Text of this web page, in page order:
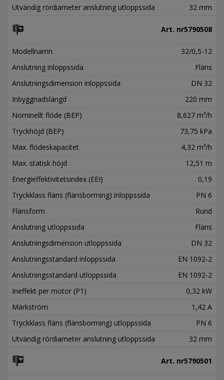
Utvändig rördiameter anslutning utloppssida
32 mm
Art. nr5790508
Modellnamn
32/0,5-12
Anslutning inloppssida
Fläns
Anslutningsdimension inloppssida
DN 32
Inbyggnadslängd
220 mm
Nominellt flöde (BEP)
8,627 m³/h
Tryckhöjd (BEP)
73,75 kPa
Max. flödeskapacitet
4,32 m³/h
Max. statisk höjd
12,51 m
Energieffektivitetsindex (EEI)
0,19
Tryckklass fläns (flänsborrning) inloppssida
PN 6
Flänsform
Rund
Anslutning utloppssida
Fläns
Anslutningsdimension utloppssida
DN 32
Anslutningsstandard inloppssida
EN 1092-2
Anslutningsstandard utloppssida
EN 1092-2
Ineffekt per motor (P1)
0,32 kW
Märkström
1,42 A
Tryckklass fläns (flänsborrning) utloppssida
PN 6
Utvändig rördiameter anslutning utloppssida
32 mm
Art. nr5790501